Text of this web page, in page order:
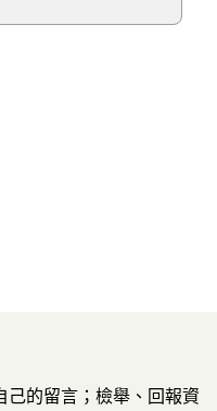
己的留言；檢舉、回報資